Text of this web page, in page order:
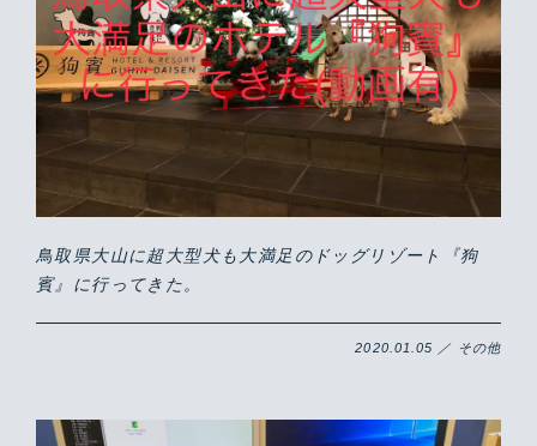
鳥取県大山に超大型犬も大満足のドッグリゾート『狗
賓』に行ってきた。
2020.01.05 ／ その他